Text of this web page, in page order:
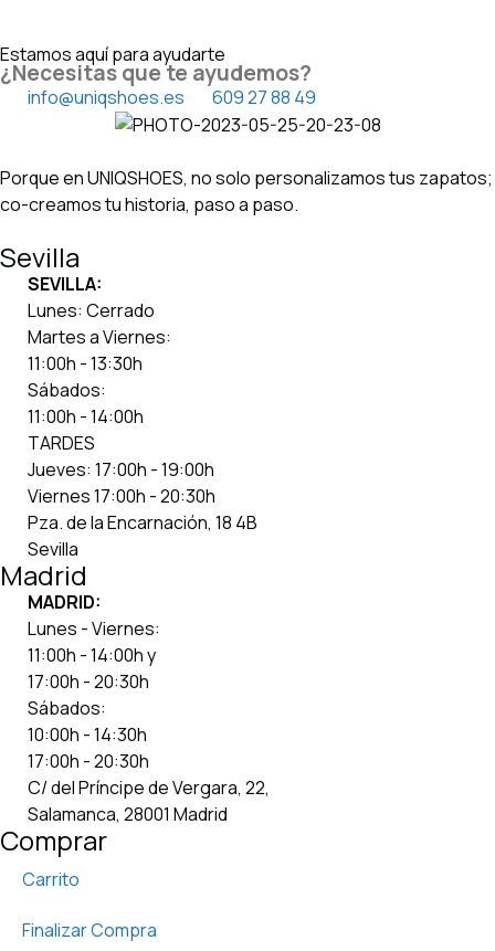
Estamos aquí para ayudarte
¿Necesitas que te ayudemos?
info@uniqshoes.es 609 27 88 49
Porque en UNIQSHOES, no solo personalizamos tus zapatos;
co-creamos tu historia, paso a paso.
Sevilla
SEVILLA:
Lunes: Cerrado
Martes a Viernes:
11:00h - 13:30h
Sábados:
11:00h - 14:00h
TARDES
Jueves: 17:00h - 19:00h
Viernes 17:00h - 20:30h
Pza. de la Encarnación, 18 4B
Sevilla
Madrid
MADRID:
Lunes - Viernes:
11:00h - 14:00h y
17:00h - 20:30h
Sábados:
10:00h - 14:30h
17:00h - 20:30h
C/ del Príncipe de Vergara, 22,
Salamanca, 28001 Madrid
Comprar
Carrito
Finalizar Compra